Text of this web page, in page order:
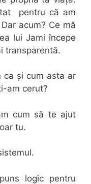
pentru că am
acum? Ce mă
lui Jami începe
transparentă.
ca și cum asta ar
am cerut?
cum să te ajut
tu.
logic pentru